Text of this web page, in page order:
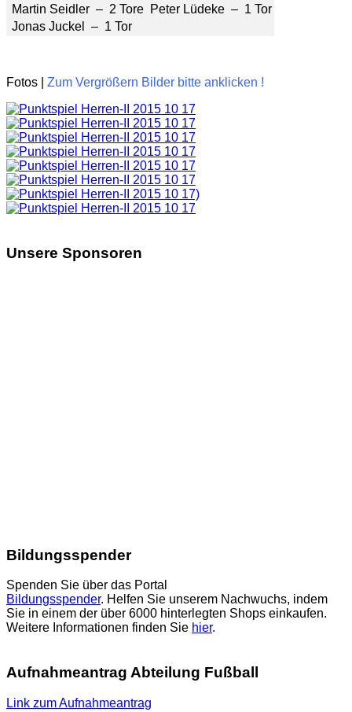
Martin Seidler – 2 Tore Peter Lüdeke – 1 Tor
Jonas Juckel – 1 Tor
Fotos | Zum Vergrößern Bilder bitte anklicken !
Unsere Sponsoren
Bildungsspender
Spenden Sie über das Portal
Bildungsspender. Helfen Sie unserem Nachwuchs, indem
Sie in einem der über 6000 hinterlegten Shops einkaufen.
Weitere Informationen finden Sie hier.
Aufnahmeantrag Abteilung Fußball
Link zum Aufnahmeantrag